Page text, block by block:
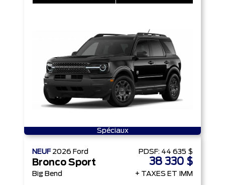
Spéciaux
NEUF 2026 Ford
Bronco Sport
Big Bend
PDSF: 44 635 $
38 330 $
+ TAXES ET IMM